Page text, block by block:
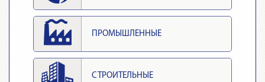
ПРОМЫШЛЕННЫЕ
СТРОИТЕЛЬНЫЕ